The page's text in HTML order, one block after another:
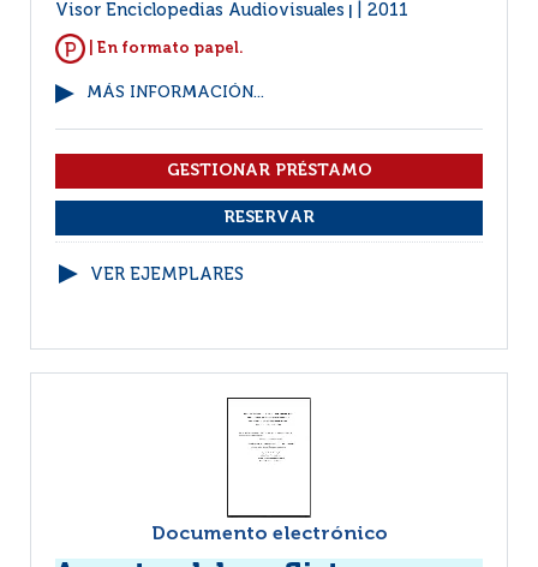
Visor Enciclopedias Audiovisuales
2011
| En formato papel.
MÁS INFORMACIÓN...
VER EJEMPLARES
Documento electrónico